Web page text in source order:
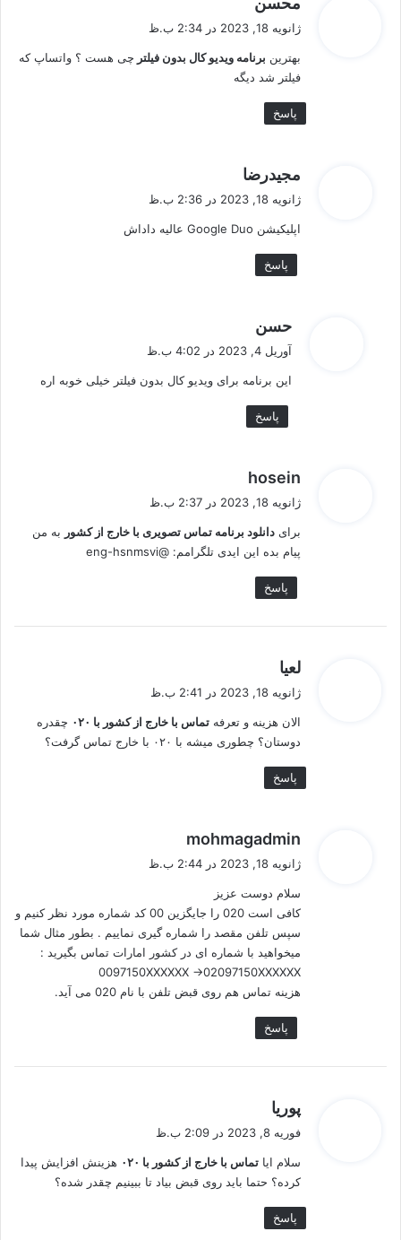
:
ژانویه 18, 2023 در 2:34 ب.ظ
بهترین برنامه ویدیو کال بدون فیلتر چی هست ؟ واتساپ که
فیلتر شد دیگه
پاسخ
مجیدرضا
ف
:
ژانویه 18, 2023 در 2:36 ب.ظ
اپلیکیشن Google Duo عالیه داداش
پاسخ
حسن
:
آوریل 4, 2023 در 4:02 ب.ظ
این برنامه برای ویدیو کال بدون فیلتر خیلی خوبه اره
پاسخ
hosein
ف
:
ژانویه 18, 2023 در 2:37 ب.ظ
برای دانلود برنامه تماس تصویری با خارج از کشور به من
پیام بده این ایدی تلگرامم: @eng-hsnmsvi
پاسخ
لعیا
:
ژانویه 18, 2023 در 2:41 ب.ظ
الان هزینه و تعرفه تماس با خارج از کشور با ۰۲۰
چقدره
دوستان؟ چطوری میشه با ۰۲۰ با خارج تماس گرفت؟
پاسخ
mohmagadmin
ف
ژانویه 18, 2023 در 2:44 ب.ظ
سلام دوست عزیز
کافی است 020 را جایگزین 00 کد شماره مورد نظر کنیم و
سپس تلفن مقصد را شماره گیری نماییم . بطور مثال شما
میخواهید با شماره ای در کشور امارات تماس بگیرید :
0097150XXXXXX ->02097150XXXXXX
هزینه تماس هم روی قبض تلفن با نام 020 می آید.
پاسخ
پوریا
ف
:
فوریه 8, 2023 در 2:09 ب.ظ
سلام ایا تماس با خارج از کشور با ۰۲۰
هزینش افزایش پیدا
کرده؟ حتما باید روی قبض بیاد تا ببینیم چقدر شده؟
پاسخ